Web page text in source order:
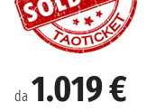
da 1.019 €